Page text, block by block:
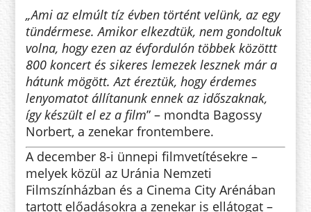
„Ami az elmúlt tíz évben történt velünk, az egy
tündérmese. Amikor elkezdtük, nem gondoltuk
volna, hogy ezen az évfordulón többek közöttt
800 koncert és sikeres lemezek lesznek már a
hátunk mögött. Azt éreztük, hogy érdemes
lenyomatot állítanunk ennek az időszaknak,
így készült el ez a film” – mondta Bagossy
Norbert, a zenekar frontembere.
A december 8-i ünnepi filmvetítésekre –
melyek közül az Uránia Nemzeti
Filmszínházban és a Cinema City Arénában
tartott előadásokra a zenekar is ellátogat –